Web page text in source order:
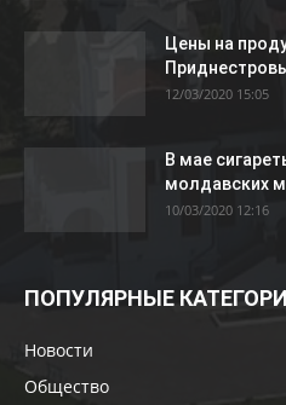
Цены на
12/03/2020 15:05
В мае
молдавских
10/03/2020 12:16
ПОПУЛЯРНЫЕ
Новости
Общество